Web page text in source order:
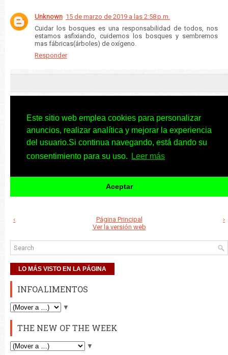
Unknown 15 de marzo de 2019 a las 2:58 p.m.
Cuidar los bosques es una responsabilidad de todos, nos
estamos asfixiando, cuidemos los bosques y sembremos
mas fábricas(árboles) de oxígeno.
Responder
‹ ›
Página Principal
Ver la versión web
LO MÁS VISTO EN LA PÁGINA
INFOALIMENTOS
▼
THE NEW OF THE WEEK
▼